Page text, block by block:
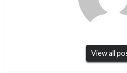
View all